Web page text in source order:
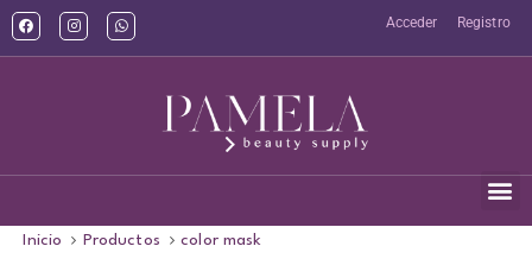
Acceder Registro
Inicio Productos color mask